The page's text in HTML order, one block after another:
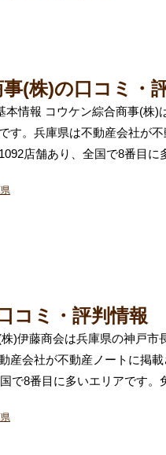
(株)の口コミ・
本情報 コウケン綜合商事(株)
す。兵庫県は不動産会社が
店舗あり、全国で8番目に
コミ・評判情報
)伊藤商会は兵庫県の神戸市
産会社が不動産ノートに掲
で8番目に多いエリアです。